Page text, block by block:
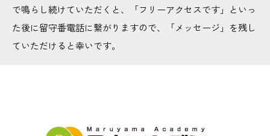
で鳴らし続けていただくと、「フリーアクセスです」といっ
た後に留守番電話に繋がりますので、「メッセージ」を残し
ていただけると幸いです。